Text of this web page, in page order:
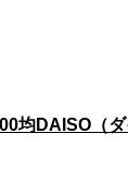
均DAISO（